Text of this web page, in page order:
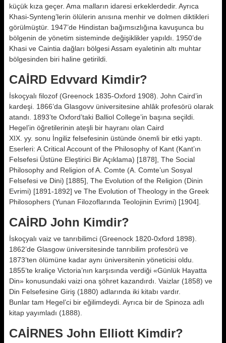
küçük kıza geçer. Ama malların idaresi erkeklerdedir. Ayrıca
Khasi-Synteng’lerin ölülerin anısına menhir ve dolmen diktikleri
görülmüştür. 1947’de Hindistan bağımsızlığına kavuşunca bu
bölgenin de yönetim sisteminde değişiklikler yapıldı. 1950’de
Khasi ve Caintia dağları bölgesi Assam eyaletinin altı muhtar
bölgesinden biri haline getirildi.
CAİRD Edvvard Kimdir?
İskoçyalı filozof (Greenock 1835-Oxford 1908). John Caird’in
kardeşi. 1866’da Glasgovv üniversitesine ahlâk profesörü olarak
atandı. 1893’te Oxford’taki Balliol College’in başına seçildi.
Hegel’in öğretilerinin ateşli bir hayranı olan Caird
XIX. yy. sonu İngiliz felsefesinin üstünde önemli bir etki yaptı.
Eserleri: A Critical Account of the Philosophy of Kant (Kant’ın
Felsefesi Üstüne Eleştirici Bir Açıklama) [1878], The Social
Philosophy and Religion of A. Comte (A. Comte’un Sosyal
Felsefesi ve Dini) [1885], The Evolution of the Religion (Dinin
Evrimi) [1891-1892] ve The Evolution of Theology in the Greek
Philosophers (Yunan Filozoflarında Teolojinin Evrimi) [1904].
CAİRD John Kimdir?
İskoçyalı vaiz ve tanrıbilimci (Greenock 1820-0xford 1898).
1862’de Glasgow üniversitesinde tanrıbilim profesörü ve
1873’ten ölümüne kadar aynı üniversitenin yöneticisi oldu.
1855’te kraliçe Victoria’nın karşısında verdiği «Günlük Hayatta
Din» konusundaki vaizi ona şöhret kazandırdı. Vaizlar (1858) ve
Din Felsefesine Giriş (1880) adlarında iki kitabı vardır.
Bunlar tam Hegel’ci bir eğilimdeydi. Ayrıca bir de Spinoza adlı
kitap yayımladı (1888).
CAİRNES John Elliott Kimdir?